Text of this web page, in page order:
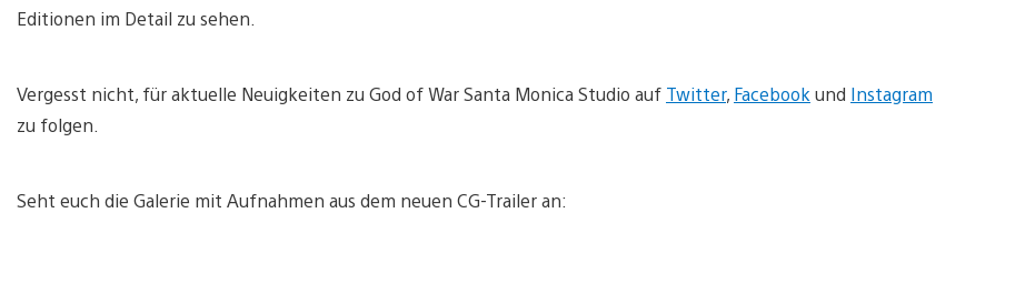
Editionen im Detail zu sehen.
Vergesst nicht, für aktuelle Neuigkeiten zu God of War Santa Monica Studio auf Twitter, Facebook und Instagram
zu folgen.
Seht euch die Galerie mit Aufnahmen aus dem neuen CG-Trailer an: